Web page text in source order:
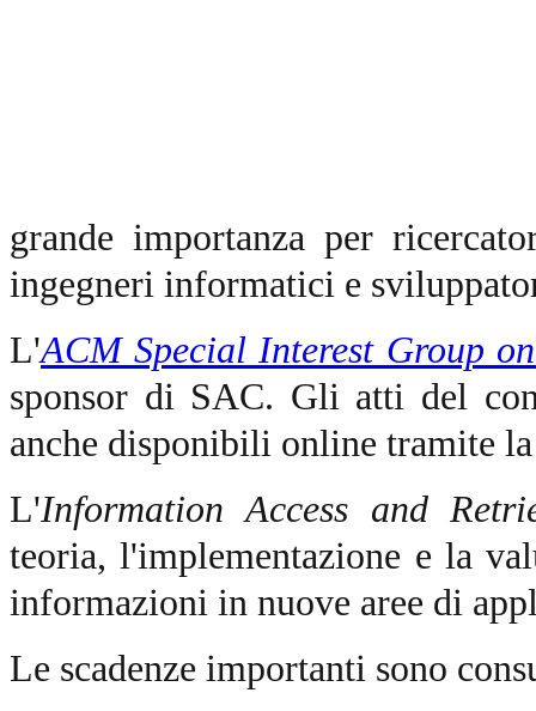
grande importanza per
ingegneri informatici e
L'ACM Special Interest Group
sponsor di SAC. Gli atti del
anche disponibili online tramite
L'Information Access and
teoria, l'implementazione e la
informazioni in nuove aree di
Le scadenze importanti sono